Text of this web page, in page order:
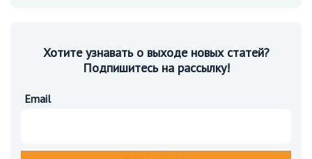
Хотите узнавать о выходе новых статей?
Подпишитесь на рассылку!
Email